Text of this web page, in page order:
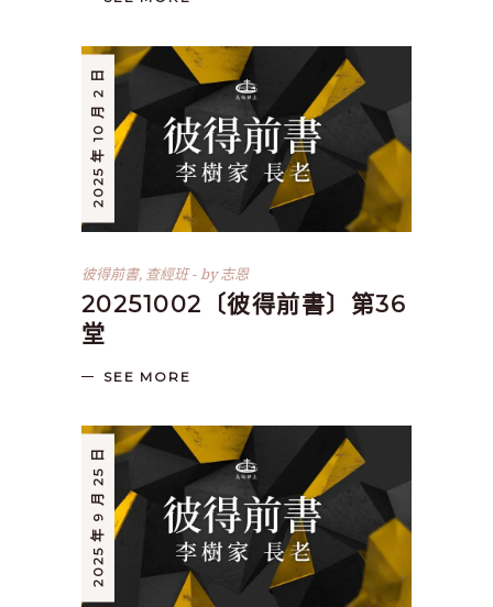
2025 年 10 月 2 日
彼得前書, 查經班 by志恩
20251002〔彼得前書〕第36
堂
SEE MORE
2025 年 9 月 25 日